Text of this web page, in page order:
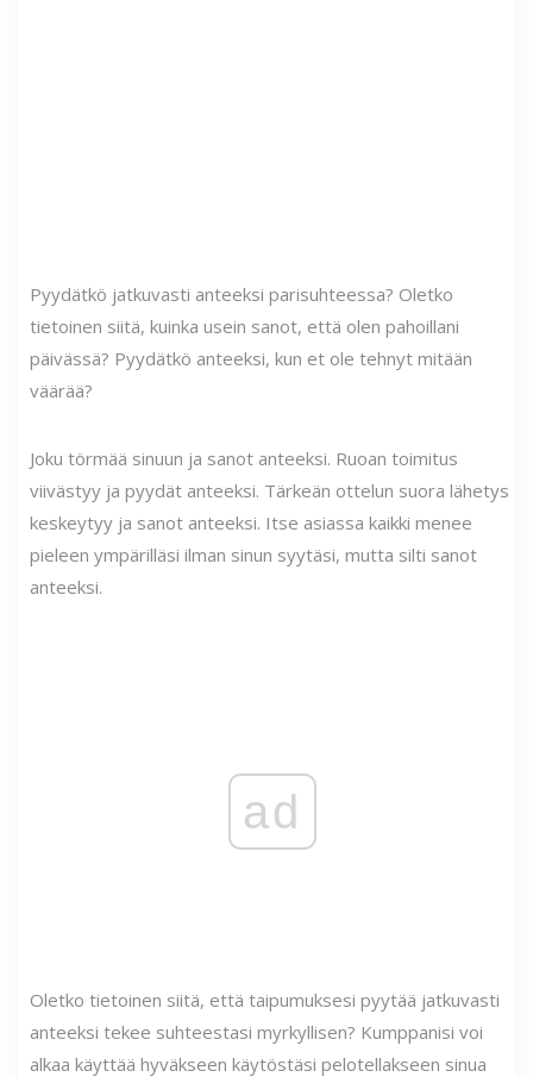
Pyydätkö jatkuvasti anteeksi parisuhteessa? Oletko
tietoinen siitä, kuinka usein sanot, että olen pahoillani
päivässä? Pyydätkö anteeksi, kun et ole tehnyt mitään
väärää?
Joku törmää sinuun ja sanot anteeksi. Ruoan toimitus
viivästyy ja pyydät anteeksi. Tärkeän ottelun suora lähetys
keskeytyy ja sanot anteeksi. Itse asiassa kaikki menee
pieleen ympärilläsi ilman sinun syytäsi, mutta silti sanot
anteeksi.
ad
Oletko tietoinen siitä, että taipumuksesi pyytää jatkuvasti
anteeksi tekee suhteestasi myrkyllisen? Kumppanisi voi
alkaa käyttää hyväkseen käytöstäsi pelotellakseen sinua